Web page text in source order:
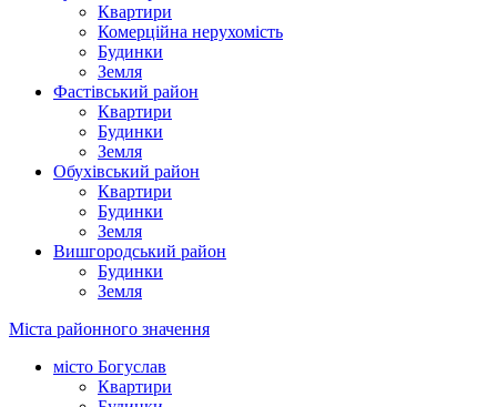
Квартири
Комерційна нерухомість
Будинки
Земля
Фастівський район
Квартири
Будинки
Земля
Обухівський район
Квартири
Будинки
Земля
Вишгородський район
Будинки
Земля
Міста районного значення
місто Богуслав
Квартири